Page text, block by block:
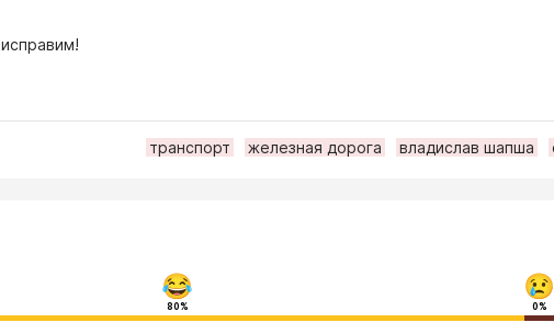
транспорт железная дорога владислав шапша
80% 0%